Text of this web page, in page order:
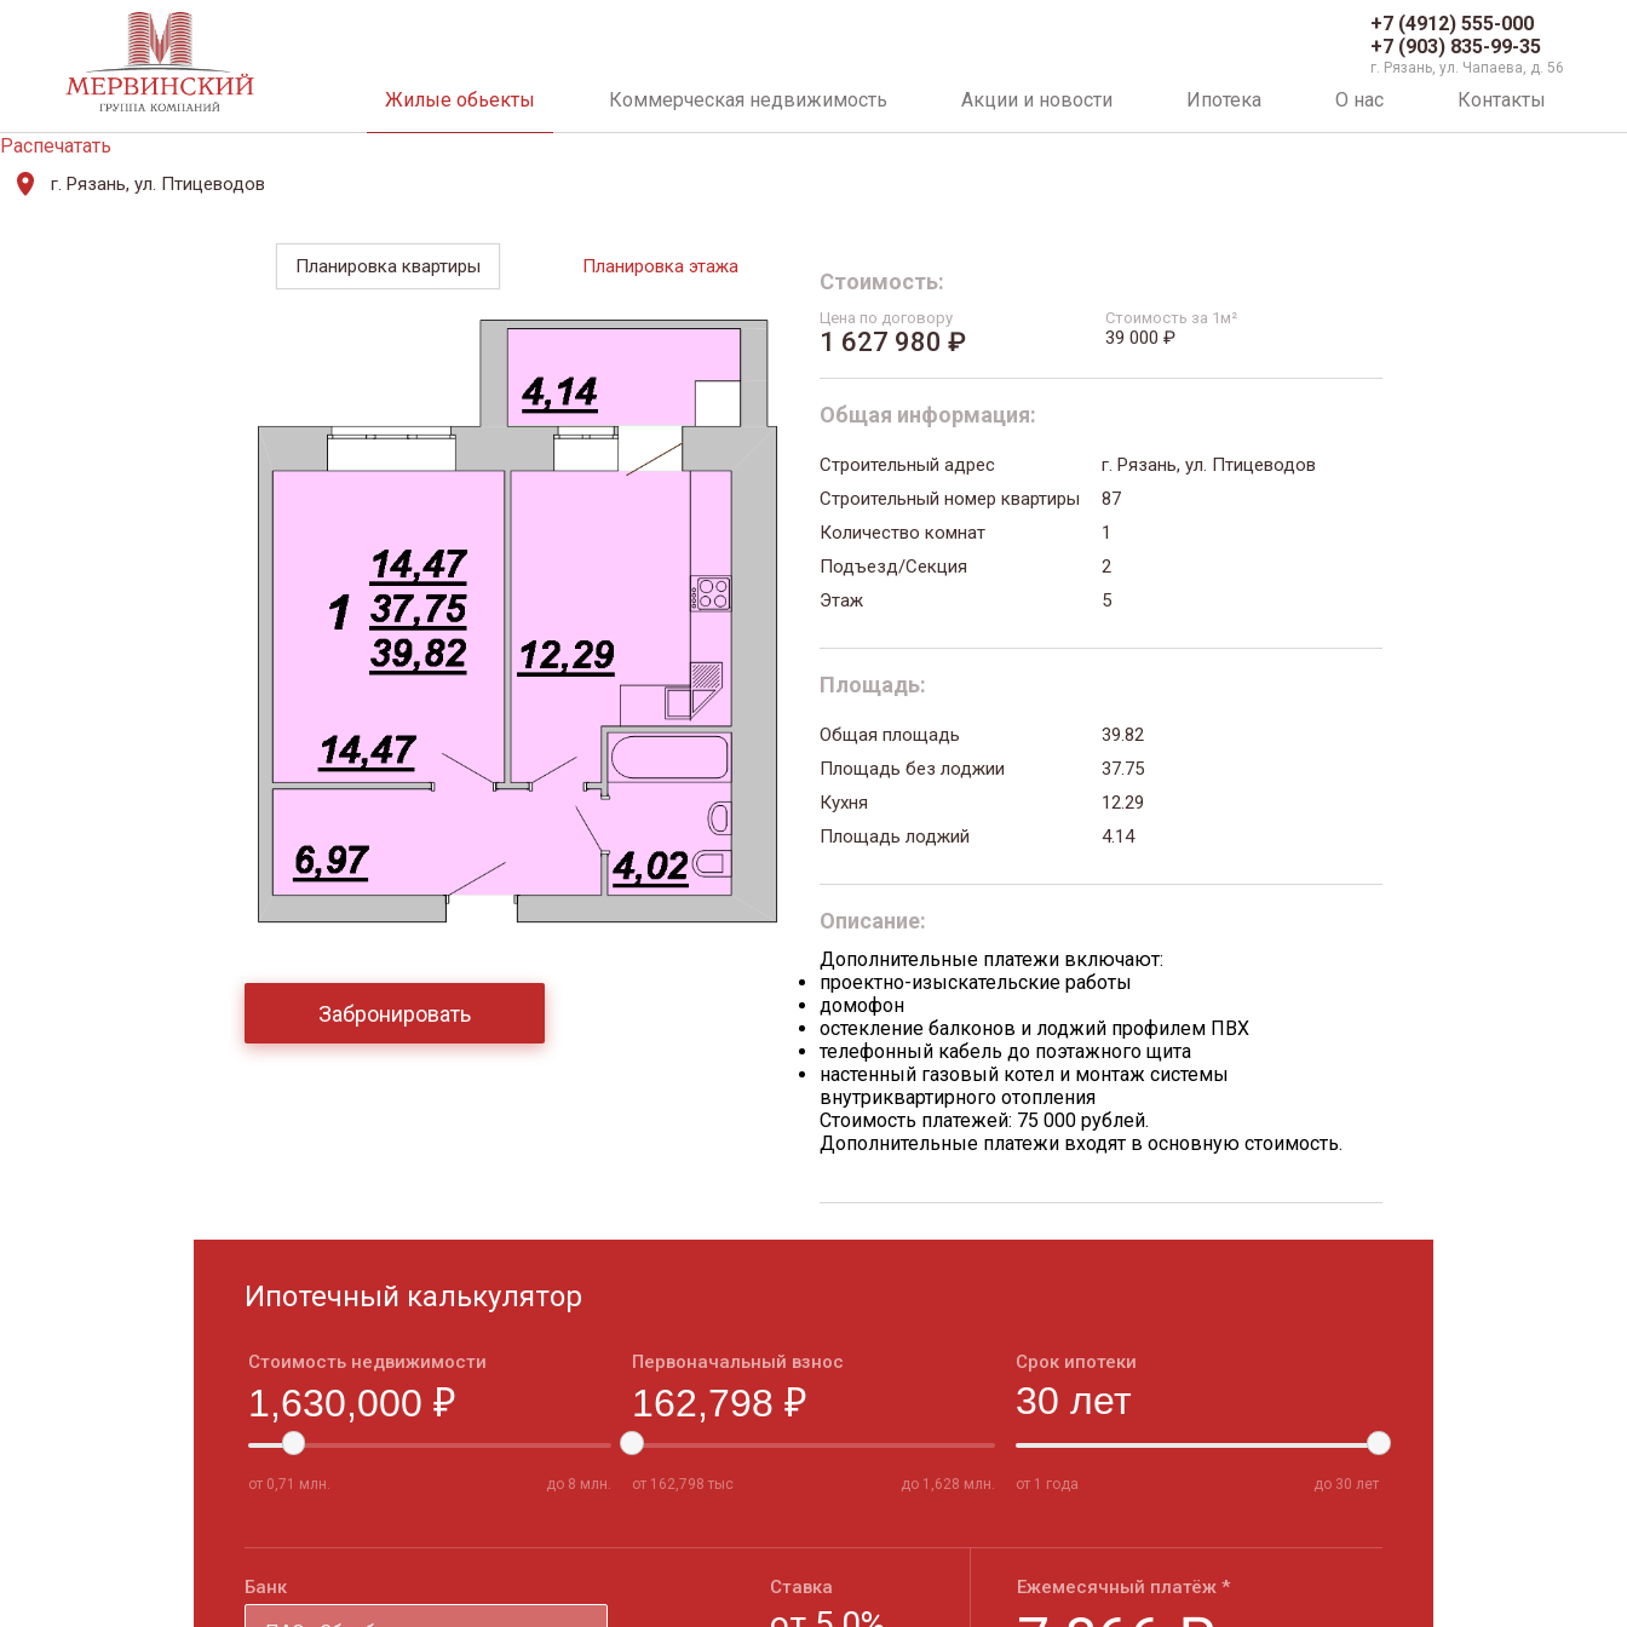
+7 (4912) 555-000
+7 (903) 835-99-35
г. Рязань, ул. Чапаева, д. 56
Жилые обьекты Коммерческая недвижимость Акции и новости Ипотека О нас
Контакты
Распечатать
г. Рязань, ул. Птицеводов
Планировка квартиры Планировка этажа
Забронировать
Стоимость:
Цена по договору
1 627 980 ₽
Стоимость за 1м²
39 000 ₽
Общая информация:
Строительный адрес
г. Рязань, ул. Птицеводов
Строительный номер квартиры
87
Количество комнат
1
Подъезд/Секция
2
Этаж
5
Площадь:
Общая площадь
39.82
Площадь без лоджии
37.75
Кухня
12.29
Площадь лоджий
4.14
Описание:
Дополнительные платежи включают:
проектно-изыскательские работы
домофон
остекление балконов и лоджий профилем ПВХ
телефонный кабель до поэтажного щита
настенный газовый котел и монтаж системы
внутриквартирного отопления
Стоимость платежей: 75 000 рублей.
Дополнительные платежи входят в основную стоимость.
Ипотечный калькулятор
Стоимость недвижимости
от 0,71 млн. до 8 млн.
Первоначальный взнос
от 162,798 тыс до 1,628 млн.
Срок ипотеки
от 1 года до 30 лет
Банк Ставка Ежемесячный платёж *